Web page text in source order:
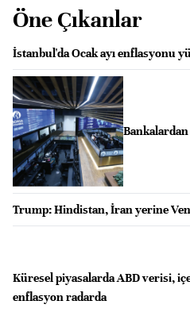
Öne Çıkanlar
İstanbul'da Ocak ayı enflasyonu
Trump: Hindistan, İran yerine
Küresel piyasalarda ABD verisi,
enflasyon radarda